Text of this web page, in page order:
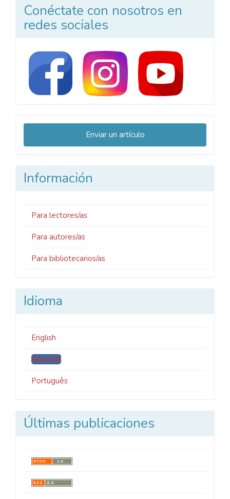
Conéctate con nosotros en
redes sociales
Enviar
un
artículo
Enviar un artículo
Información
Para lectores/as
Para autores/as
Para bibliotecarios/as
Idioma
English
Español
Português
Últimas publicaciones